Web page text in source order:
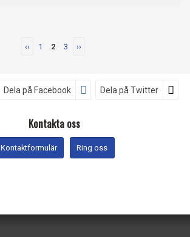
‹‹ 1 2 3 ››
Dela på Facebook Dela på Twitter
Sociala medier
Kontakta oss
Kontaktformulär Ring oss